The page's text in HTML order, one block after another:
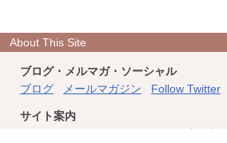
About This Site
ブログ・メルマガ・ソーシャル
ブログ
メールマガジン Follow Twitter
サイト案内